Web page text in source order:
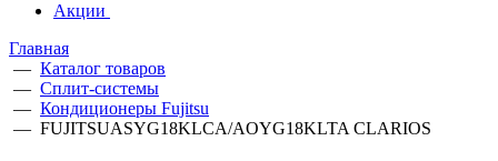
Акции
Главная
— Каталог товаров
— Сплит-системы
— Кондиционеры Fujitsu
— FUJITSUASYG18KLCA/AOYG18KLTA CLARIOS